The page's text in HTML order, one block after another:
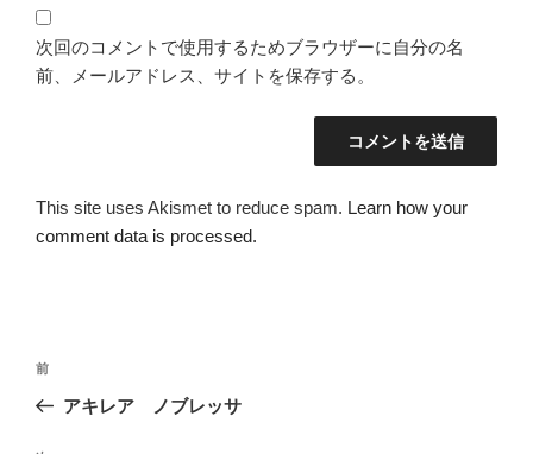
次回のコメントで使用するためブラウザーに自分の名
前、メールアドレス、サイトを保存する。
This site uses Akismet to reduce spam. Learn how your
comment data is processed.
投
過
去
前
アキレア ノブレッサ